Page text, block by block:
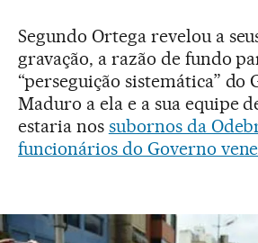
Segundo Ortega revelou a
gravação, a razão de fundo
“perseguição sistemática” do
Maduro a ela e a sua equipe
estaria nos subornos da
funcionários do Governo